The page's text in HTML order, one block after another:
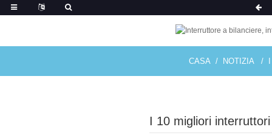
CASA NOTIZIA
I 10 migliori